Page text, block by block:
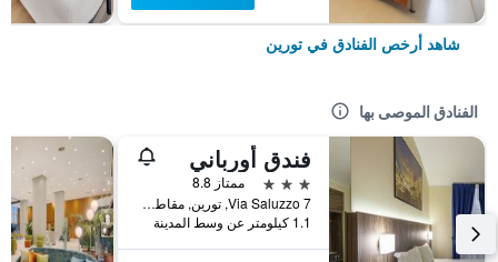
شاهد أرخص الفنادق في تورين
الفنادق الموصى بها
فندق أورباني
3 نجوم
ممتاز 8.8
Via Saluzzo 7, تورين, مقاطعة تورينو, إيطاليا
1.1 كيلومتر عن وسط المدينة